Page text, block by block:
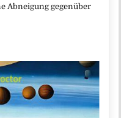
Abneigung gegenüber